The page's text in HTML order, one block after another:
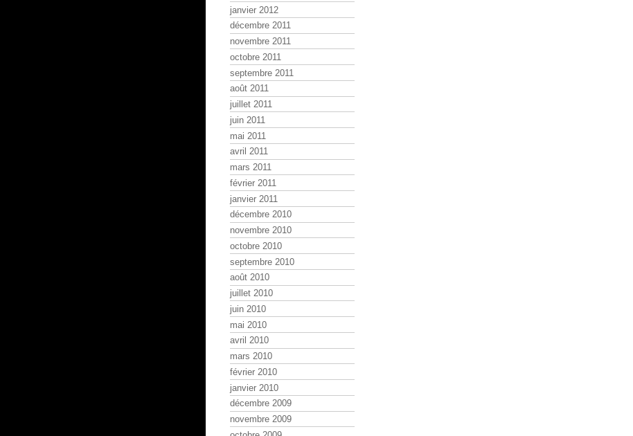
janvier 2012
décembre 2011
novembre 2011
octobre 2011
septembre 2011
août 2011
juillet 2011
juin 2011
mai 2011
avril 2011
mars 2011
février 2011
janvier 2011
décembre 2010
novembre 2010
octobre 2010
septembre 2010
août 2010
juillet 2010
juin 2010
mai 2010
avril 2010
mars 2010
février 2010
janvier 2010
décembre 2009
novembre 2009